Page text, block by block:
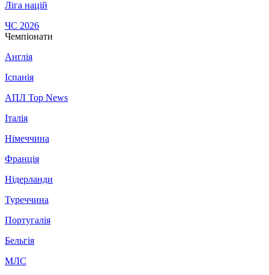
Ліга націй
ЧС 2026
Чемпіонати
Англія
Іспанія
АПЛ Top News
Італія
Німеччина
Франція
Нідерланди
Туреччина
Португалія
Бельгія
МЛС